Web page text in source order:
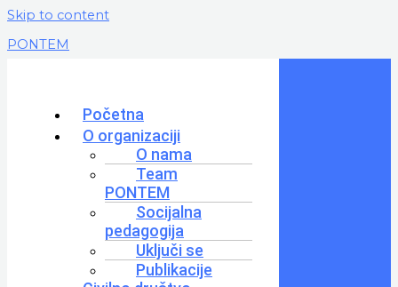
Skip to content
PONTEM
Početna
O organizaciji
O nama
Team
PONTEM
Socijalna
pedagogija
Uključi se
Publikacije